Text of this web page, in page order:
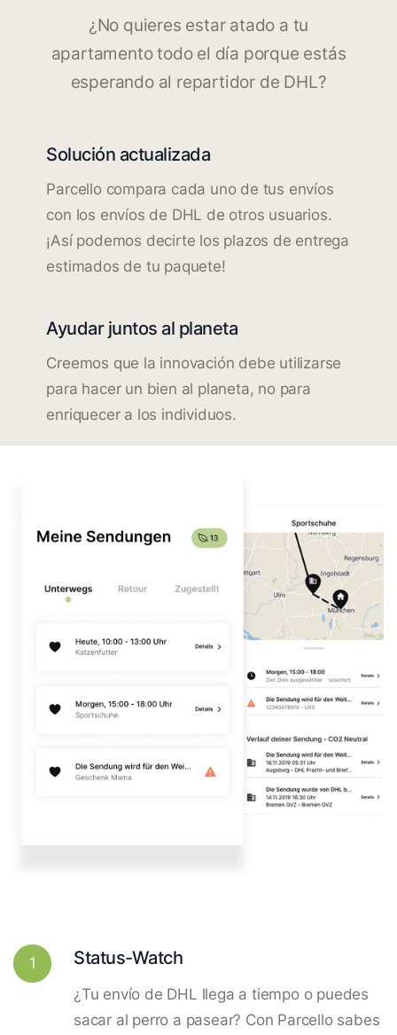
¿No quieres estar atado a tu
apartamento todo el día porque estás
esperando al repartidor de DHL?
Solución actualizada
Parcello compara cada uno de tus envíos
con los envíos de DHL de otros usuarios.
¡Así podemos decirte los plazos de entrega
estimados de tu paquete!
Ayudar juntos al planeta
Creemos que la innovación debe utilizarse
para hacer un bien al planeta, no para
enriquecer a los individuos.
1 Status-Watch
¿Tu envío de DHL llega a tiempo o puedes
sacar al perro a pasear? Con Parcello sabes